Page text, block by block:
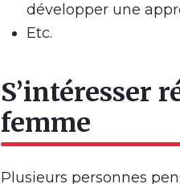
développer une
Etc.
S’intéresser
femme
Plusieurs personnes